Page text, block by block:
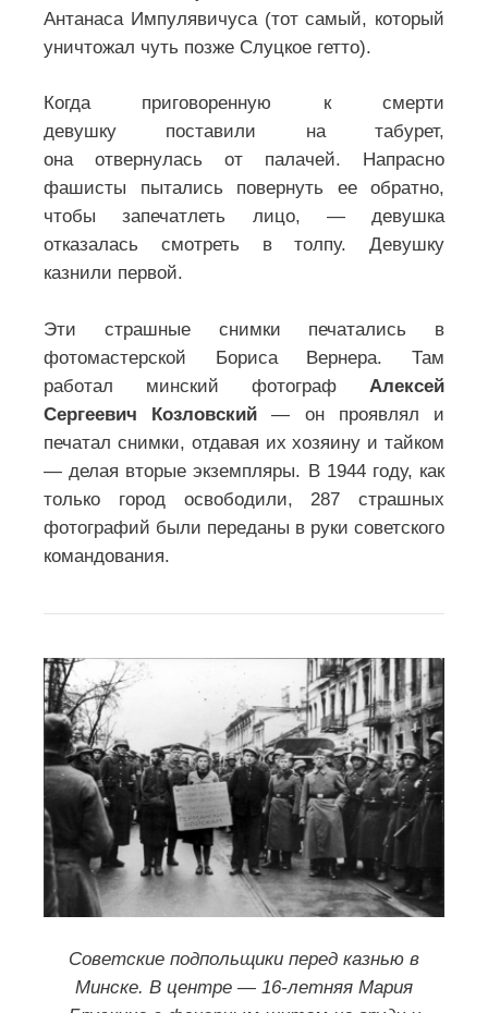
Кинодокументы о зверствах
немецко-фашистских захватчиков,
1945 г. 18+ (вВКонтакте):